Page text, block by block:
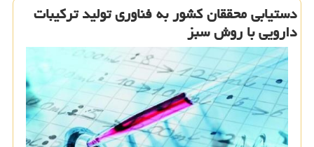
دستیابی محققان كشور به فناوری تولید تركیبات
دارویی با روش سبز